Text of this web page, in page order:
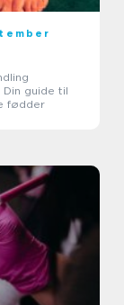
guide til
fødder